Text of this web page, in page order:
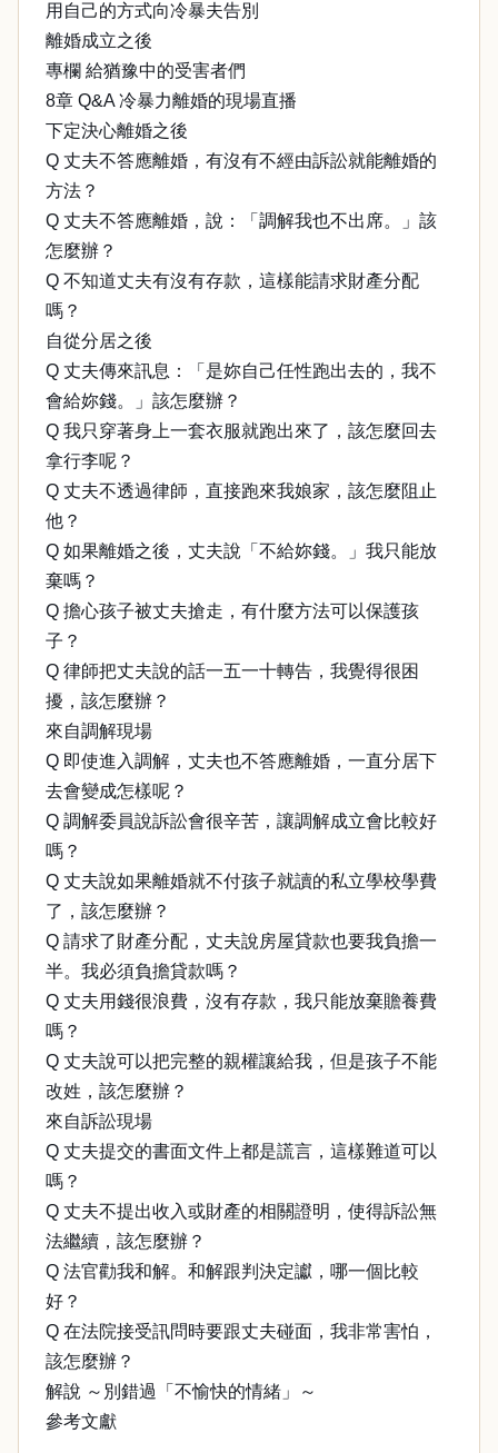
用自己的方式向冷暴夫告別
離婚成立之後
專欄 給猶豫中的受害者們
8章 Q&A 冷暴力離婚的現場直播
下定決心離婚之後
Q 丈夫不答應離婚，有沒有不經由訴訟就能離婚的
方法？
Q 丈夫不答應離婚，說：「調解我也不出席。」該
怎麼辦？
Q 不知道丈夫有沒有存款，這樣能請求財產分配
嗎？
自從分居之後
Q 丈夫傳來訊息：「是妳自己任性跑出去的，我不
會給妳錢。」該怎麼辦？
Q 我只穿著身上一套衣服就跑出來了，該怎麼回去
拿行李呢？
Q 丈夫不透過律師，直接跑來我娘家，該怎麼阻止
他？
Q 如果離婚之後，丈夫說「不給妳錢。」我只能放
棄嗎？
Q 擔心孩子被丈夫搶走，有什麼方法可以保護孩
子？
Q 律師把丈夫說的話一五一十轉告，我覺得很困
擾，該怎麼辦？
來自調解現場
Q 即使進入調解，丈夫也不答應離婚，一直分居下
去會變成怎樣呢？
Q 調解委員說訴訟會很辛苦，讓調解成立會比較好
嗎？
Q 丈夫說如果離婚就不付孩子就讀的私立學校學費
了，該怎麼辦？
Q 請求了財產分配，丈夫說房屋貸款也要我負擔一
半。我必須負擔貸款嗎？
Q 丈夫用錢很浪費，沒有存款，我只能放棄贍養費
嗎？
Q 丈夫說可以把完整的親權讓給我，但是孩子不能
改姓，該怎麼辦？
來自訴訟現場
Q 丈夫提交的書面文件上都是謊言，這樣難道可以
嗎？
Q 丈夫不提出收入或財產的相關證明，使得訴訟無
法繼續，該怎麼辦？
Q 法官勸我和解。和解跟判決定讞，哪一個比較
好？
Q 在法院接受訊問時要跟丈夫碰面，我非常害怕，
該怎麼辦？
解說 ～別錯過「不愉快的情緒」～
參考文獻